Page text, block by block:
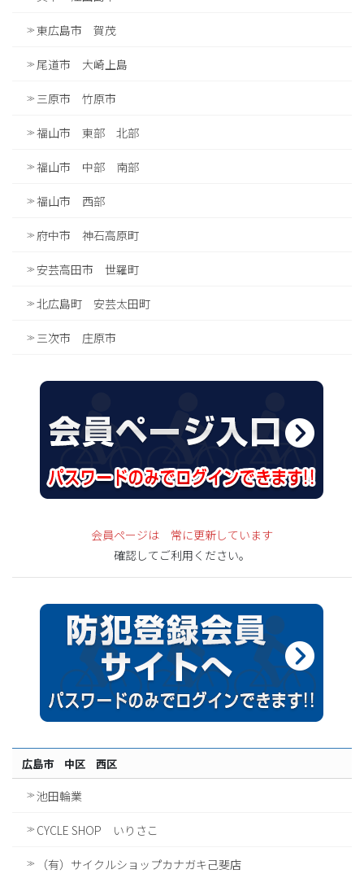
東広島市 賀茂
尾道市 大崎上島
三原市 竹原市
福山市 東部 北部
福山市 中部 南部
福山市 西部
府中市 神石高原町
安芸高田市 世羅町
北広島町 安芸太田町
三次市 庄原市
会員ページは 常に更新しています
確認してご利用ください。
広島市 中区 西区
池田輪業
CYCLE SHOP いりさこ
（有）サイクルショップカナガキ己斐店